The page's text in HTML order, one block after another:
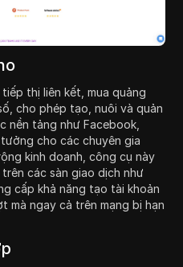
thị liên kết, mua quảng
cho phép tạo, nuôi và quản
nền tảng như Facebook,
cho các chuyên gia
kinh doanh, công cụ này
các sàn giao dịch như
cấp khả năng tạo tài khoản
mà ngay cả trên mạng bị hạn